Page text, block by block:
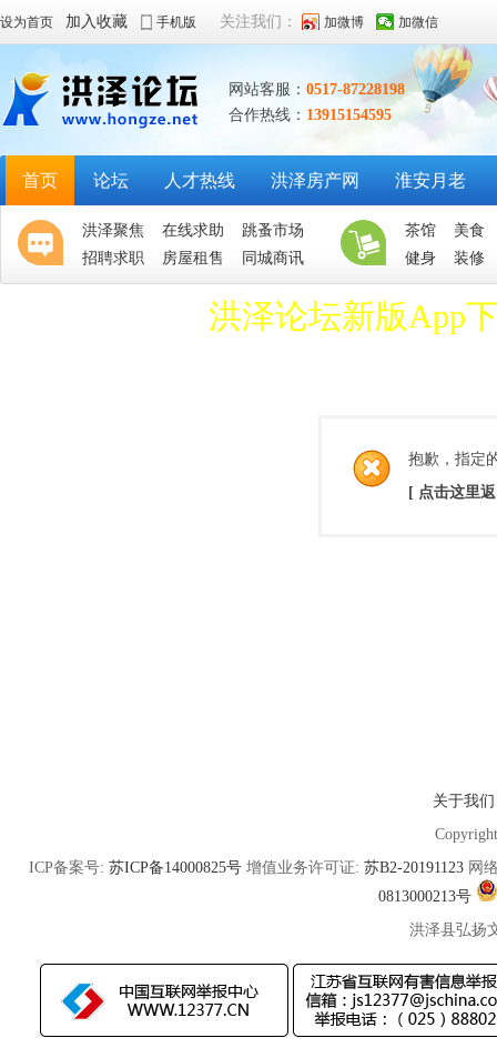
设为首页 加入收藏 手机版 关注我们： 加微博 加微信
网站客服： 0517-87228198
合作热线： 13915154595
首页 论坛 人才热线 洪泽房产网 淮安月老
洪泽聚焦 在线求助
跳蚤市场
招聘求职
房屋租售 同城商讯
茶馆
美食
健身
装修
洪泽论坛新版App
抱歉，指定
[ 点击这里
关于我们
ICP备案号: 苏ICP备14000825号 增值业务许可证: 苏B2-20191123 网
0813000213号
洪泽县弘扬